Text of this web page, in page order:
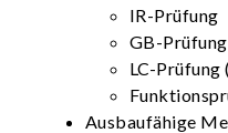
IR-Prüfung
GB-Prüfung
LC-Prüfung
Ausbaufähige